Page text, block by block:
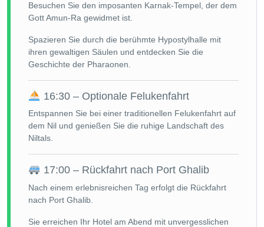
Besuchen Sie den imposanten Karnak-Tempel, der dem
Gott Amun-Ra gewidmet ist.
Spazieren Sie durch die berühmte Hypostylhalle mit
ihren gewaltigen Säulen und entdecken Sie die
Geschichte der Pharaonen.
16:30 – Optionale Felukenfahrt
Entspannen Sie bei einer traditionellen Felukenfahrt auf
dem Nil und genießen Sie die ruhige Landschaft des
Niltals.
17:00 – Rückfahrt nach Port Ghalib
Nach einem erlebnisreichen Tag erfolgt die Rückfahrt
nach Port Ghalib.
Sie erreichen Ihr Hotel am Abend mit unvergesslichen